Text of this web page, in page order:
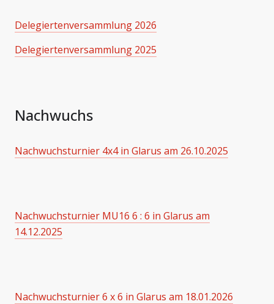
Delegiertenversammlung 2026
Delegiertenversammlung 2025
Nachwuchs
Nachwuchsturnier 4x4 in Glarus am 26.10.2025
Nachwuchsturnier MU16 6 : 6 in Glarus am
14.12.2025
Nachwuchsturnier 6 x 6 in Glarus am 18.01.2026